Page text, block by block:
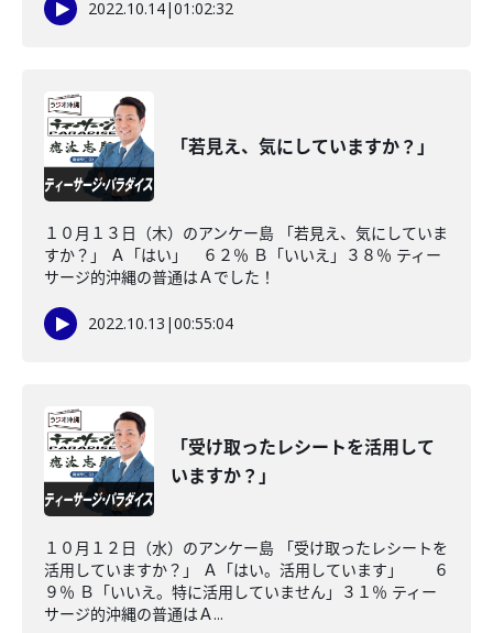
2022.10.14|01:02:32
「若見え、気にしていますか？」
１０月１３日（木）のアンケー島 「若見え、気にしていま
すか？」 Ａ「はい」 ６２％ Ｂ「いいえ」３８％ ティー
サージ的沖縄の普通はＡでした！
2022.10.13 |00:55:04
「受け取ったレシートを活用して
いますか？」
１０月１２日（水）のアンケー島 「受け取ったレシートを
活用していますか？」 Ａ「はい。活用しています」 ６
９％ Ｂ「いいえ。特に活用していません」３１％ ティー
サージ的沖縄の普通はＡ...